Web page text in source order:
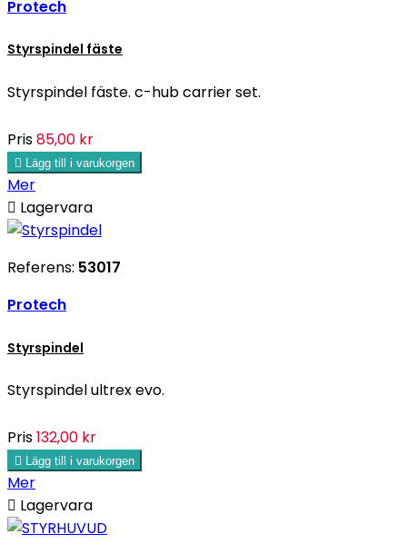
Protech
Styrspindel fäste
Styrspindel fäste. c-hub carrier set.
Pris85,00 kr
 Lägg till i varukorgen
Mer
 Lagervara
Referens: 53017
Protech
Styrspindel
Styrspindel ultrex evo.
Pris132,00 kr
 Lägg till i varukorgen
Mer
 Lagervara